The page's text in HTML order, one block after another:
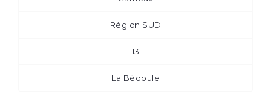
Région SUD
13
La Bédoule